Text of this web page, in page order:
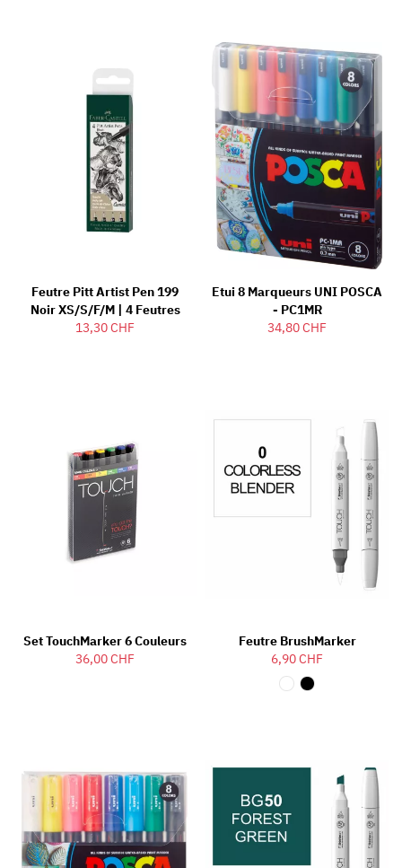
Feutre Pitt Artist Pen 199
Noir XS/S/F/M | 4 Feutres
13,30 CHF
Etui 8 Marqueurs UNI POSCA
- PC1MR
34,80 CHF
Set TouchMarker 6 Couleurs
36,00 CHF
Feutre BrushMarker
6,90 CHF